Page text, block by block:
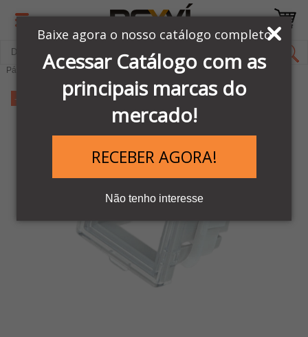
Baixe agora o nosso catálogo completo
Acessar Catálogo com as
principais marcas do
mercado!
RECEBER AGORA!
Não tenho interesse
Página Inicial LINHA PNEUMÁTICA METAL WORK Kit de Reparos
-11%